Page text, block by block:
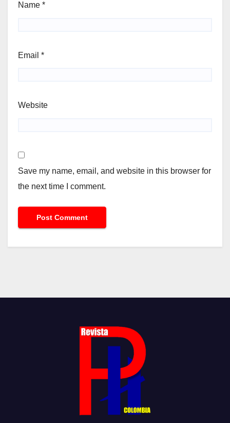
Name *
Email *
Website
Save my name, email, and website in this browser for
the next time I comment.